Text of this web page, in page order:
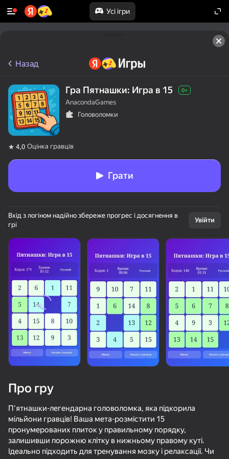
Усі ігри
Завантаження
Назад
Гра Пятнашки: Игра в 15 0+
AnacondaGames
Головоломки
4,0 Оцінка гравців
Грати
Вхід з логіном надійно збереже прогрес і досягнення в
грі
Увійти
Про гру
П'ятнашки-легендарна головоломка, яка підкорила
мільйони гравців! Ваша мета-розмістити 15
пронумерованих плиток у правильному порядку,
залишивши порожню клітку в нижньому правому куті.
Ідеально підходить для тренування мозку і релаксації. Чи